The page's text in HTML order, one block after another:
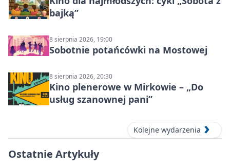
bajką”
8 sierpnia 2026, 19:00
Sobotnie potańcówki na Mostowej
8 sierpnia 2026, 20:30
Kino plenerowe w Mirkowie – „Do
usług szanownej pani”
Kolejne wydarzenia
Ostatnie Artykuły